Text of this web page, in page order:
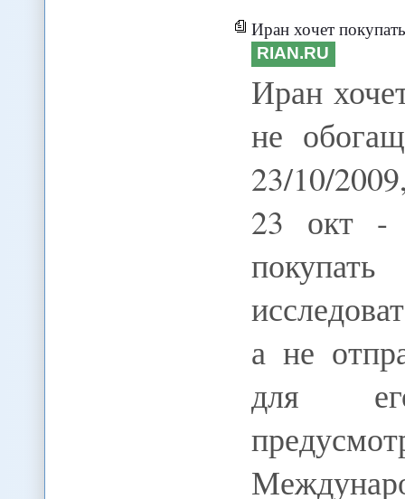
Иран хочет покупать
RIAN.RU
Иран
не
23/10/
23 окт -
а не
для